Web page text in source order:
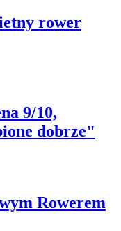
rower
9/10,
dobrze"
Rowerem